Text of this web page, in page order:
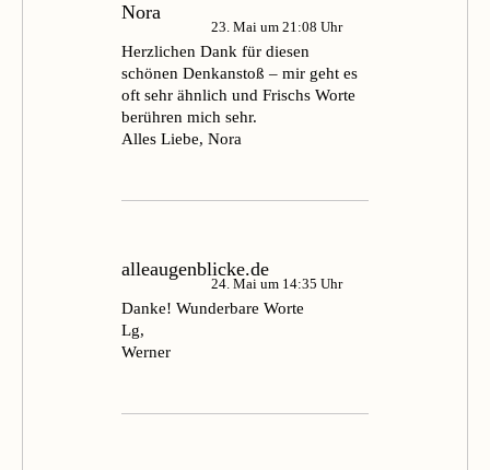
Nora
23. Mai um 21:08 Uhr
Herzlichen Dank für diesen
schönen Denkanstoß – mir geht es
oft sehr ähnlich und Frischs Worte
berühren mich sehr.
Alles Liebe, Nora
alleaugenblicke.de
24. Mai um 14:35 Uhr
Danke! Wunderbare Worte
Lg,
Werner